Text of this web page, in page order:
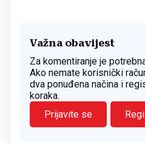
Važna obavijest
Za komentiranje je
Ako nemate korisnički
dva ponuđena načina i
koraka.
Prijavite se